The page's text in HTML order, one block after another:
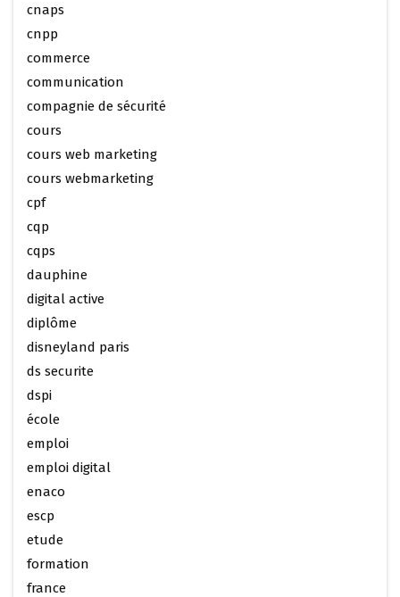
cnaps
cnpp
commerce
communication
compagnie de sécurité
cours
cours web marketing
cours webmarketing
cpf
cqp
cqps
dauphine
digital active
diplôme
disneyland paris
ds securite
dspi
école
emploi
emploi digital
enaco
escp
etude
formation
france